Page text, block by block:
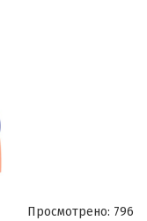
Просмотрено: 796
данных